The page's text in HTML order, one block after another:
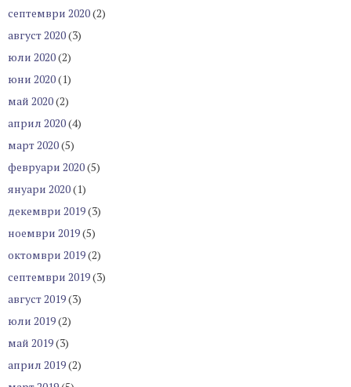
септември 2020(2)
август 2020(3)
юли 2020(2)
юни 2020(1)
май 2020(2)
април 2020(4)
март 2020(5)
февруари 2020(5)
януари 2020(1)
декември 2019(3)
ноември 2019(5)
октомври 2019(2)
септември 2019(3)
август 2019(3)
юли 2019(2)
май 2019(3)
април 2019(2)